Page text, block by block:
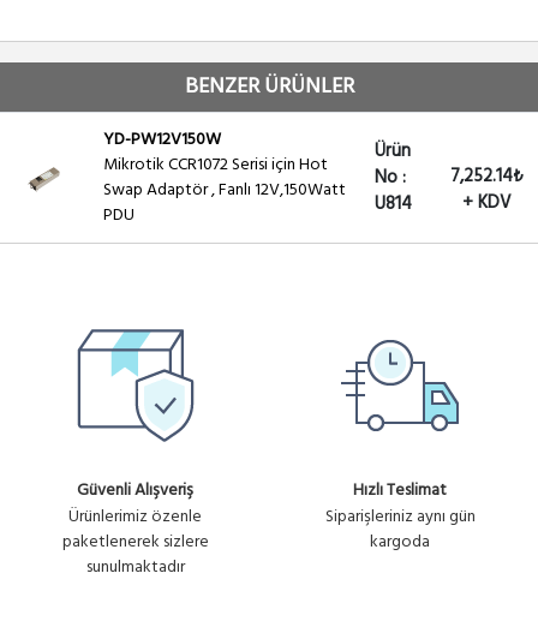
BENZER ÜRÜNLER
YD-PW12V150W
Mikrotik CCR1072 Serisi için Hot
Swap Adaptör , Fanlı 12V,150Watt
PDU
Ürün
No :
U814
7,252.14₺
+ KDV
Güvenli Alışveriş
Ürünlerimiz özenle
paketlenerek sizlere
sunulmaktadır
Hızlı Teslimat
Siparişleriniz aynı gün
kargoda